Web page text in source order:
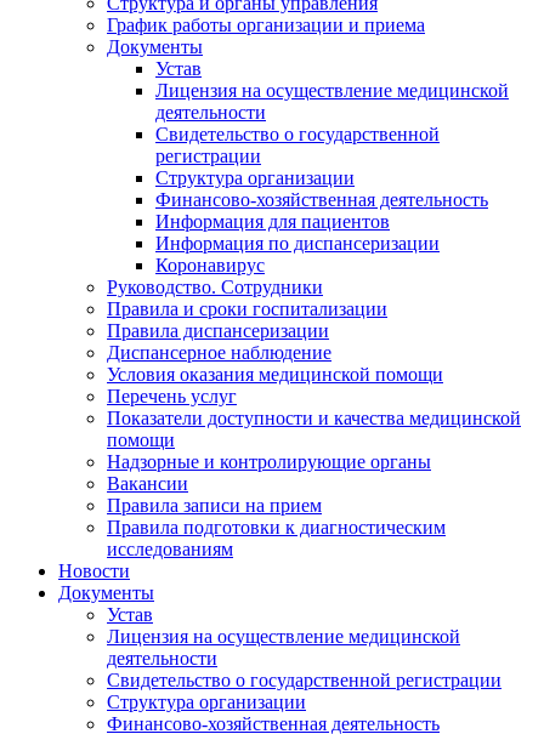
График работы организации и приема
Документы
Устав
Лицензия на осуществление медицинской
деятельности
Свидетельство о государственной
регистрации
Структура организации
Финансово-хозяйственная деятельность
Информация для пациентов
Информация по диспансеризации
Коронавирус
Руководство. Сотрудники
Правила и сроки госпитализации
Правила диспансеризации
Диспансерное наблюдение
Условия оказания медицинской помощи
Перечень услуг
Показатели доступности и качества медицинской
помощи
Надзорные и контролирующие органы
Вакансии
Правила записи на прием
Правила подготовки к диагностическим
исследованиям
Новости
Документы
Устав
Лицензия на осуществление медицинской
деятельности
Свидетельство о государственной регистрации
Структура организации
Финансово-хозяйственная деятельность